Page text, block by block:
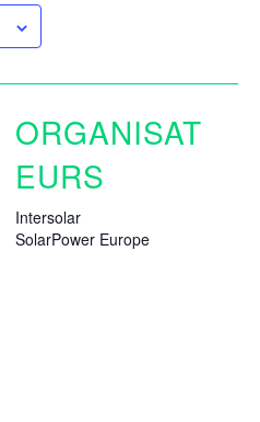
ORGANISAT
EURS
Intersolar
SolarPower Europe